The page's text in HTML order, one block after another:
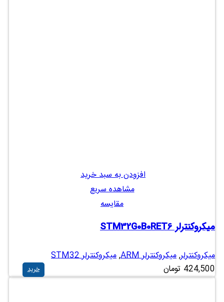
افزودن به سبد خرید
مشاهده سریع
مقایسه
میکروکنترلر STM32G0B0RET6
میکروکنترلر,میکروکنترلر ARM ,میکروکنترلر STM32
424,500 تومان خرید